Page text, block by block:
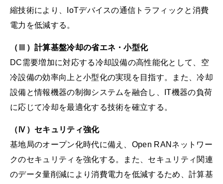
縮技術により、IoTデバイスの通信トラフィックと消費
電力を低減する。
（Ⅲ）計算基盤冷却の省エネ・小型化
DC需要増加に対応する冷却設備の高性能化として、空
冷設備の効率向上と小型化の実現を目指す。また、冷却
設備と情報機器の制御システムを融合し、IT機器の負荷
に応じて冷却を最適化する技術を確立する。
（Ⅳ）セキュリティ強化
基地局のオープン化時代に備え、Open RANネットワー
クのセキュリティを強化する。また、セキュリティ関連
のデータ量削減により消費電力を低減するため、計算基